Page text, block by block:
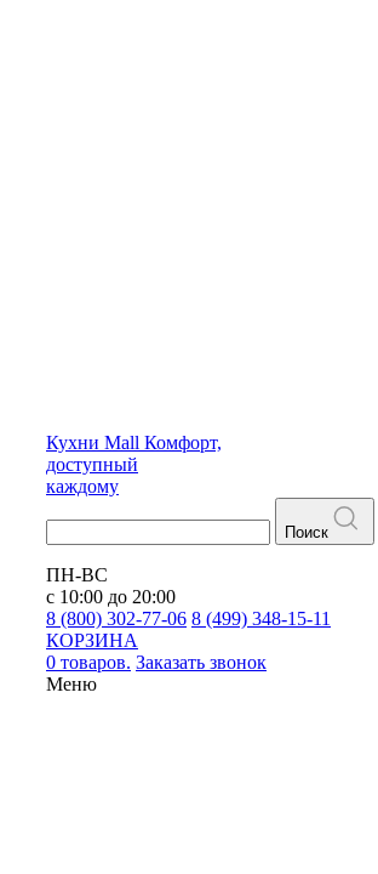
Кухни Mall Комфорт,
доступный
каждому
Поиск
ПН-ВС
с 10:00 до 20:00
8 (800) 302-77-06 8 (499) 348-15-11
КОРЗИНА
0 товаров. Заказать звонок
Меню